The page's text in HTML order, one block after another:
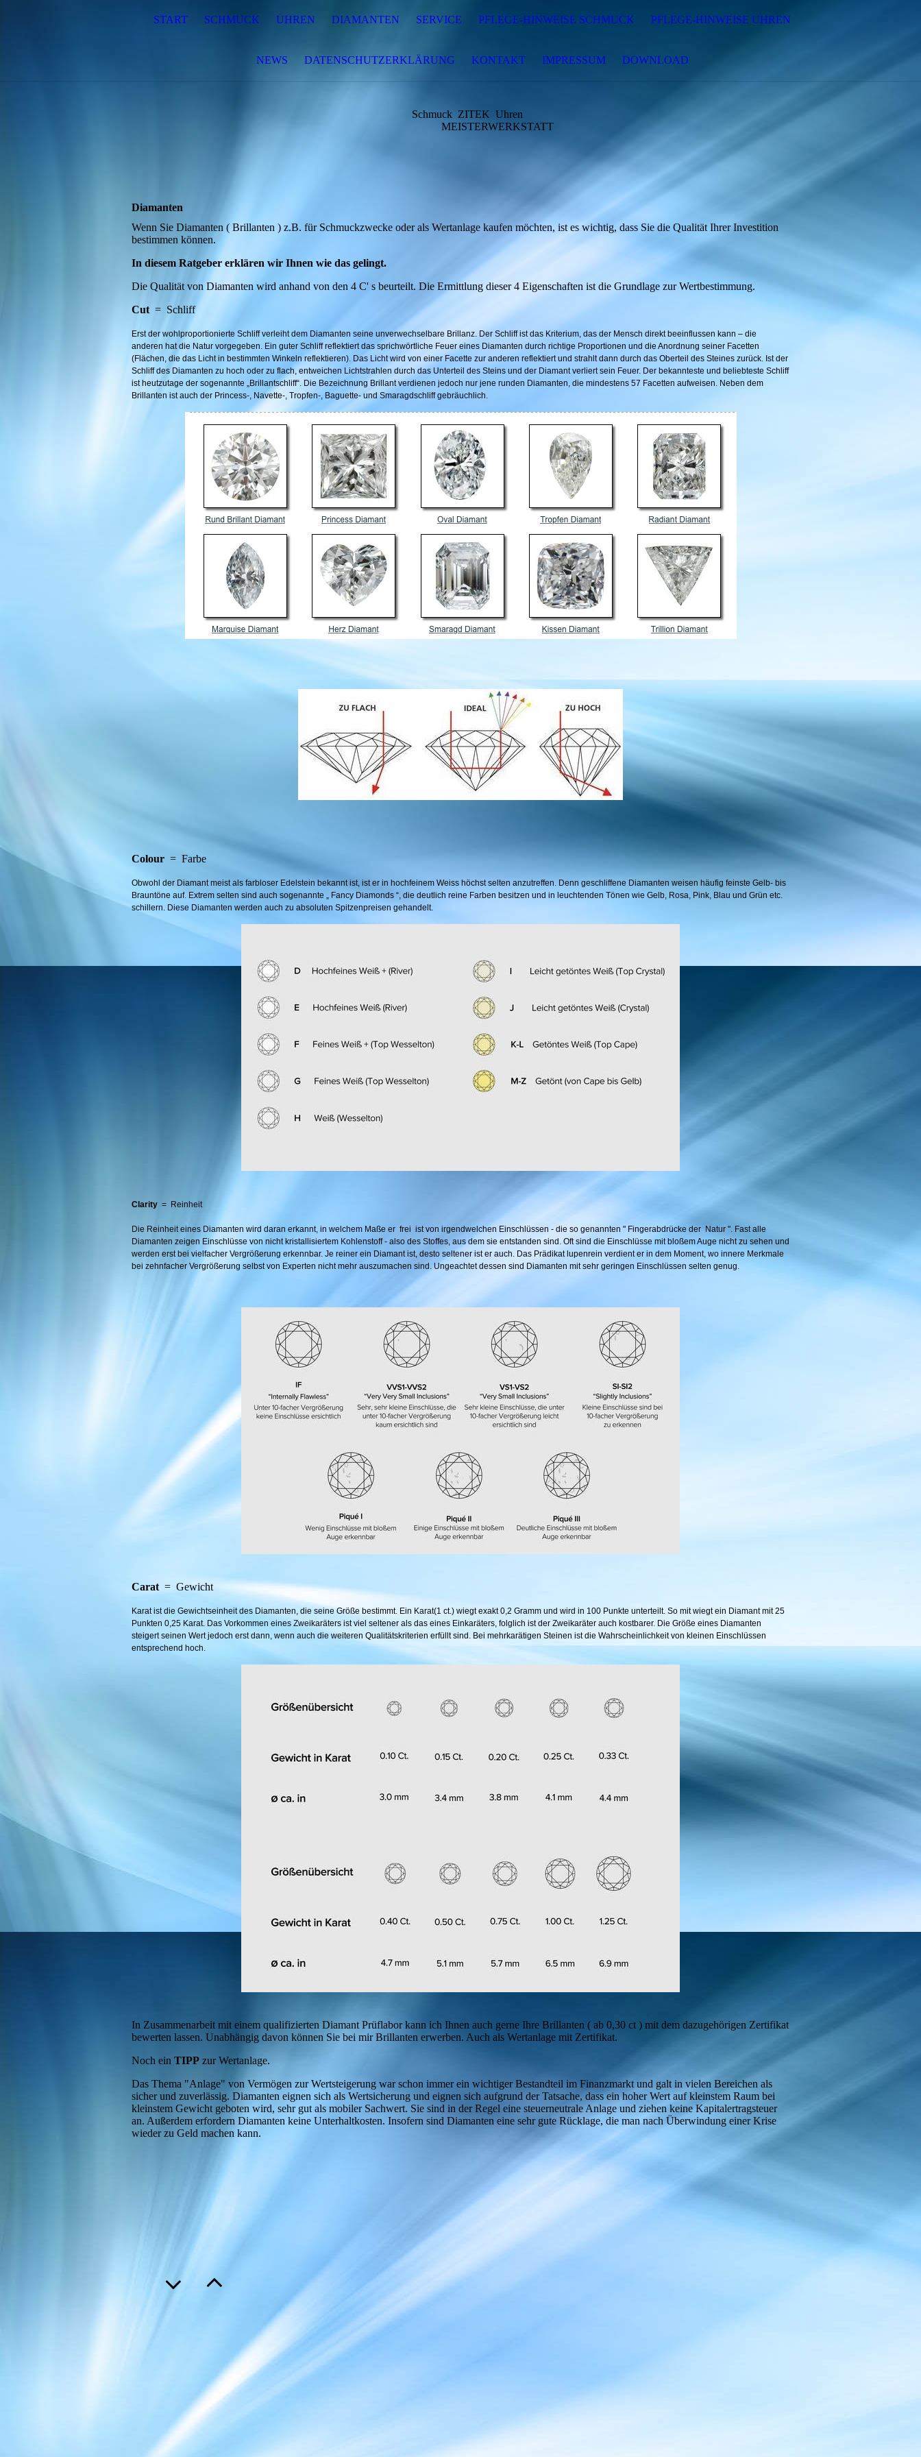
START SCHMUCK UHREN DIAMANTEN SERVICE PFLEGE-HINWEISE SCHMUCK PFLEGE-HINWEISE UHREN
NEWS DATENSCHUTZERKLÄRUNG KONTAKT IMPRESSUM DOWNLOAD
Schmuck ZITEK Uhren
MEISTERWERKSTATT
Diamanten
Wenn Sie Diamanten ( Brillanten ) z.B. für Schmuckzwecke oder als Wertanlage kaufen möchten, ist es wichtig, dass Sie die Qualität Ihrer Investition
bestimmen können.
In diesem Ratgeber erklären wir Ihnen wie das gelingt.
Die Qualität von Diamanten wird anhand von den 4 C' s beurteilt. Die Ermittlung dieser 4 Eigenschaften ist die Grundlage zur Wertbestimmung.
Cut = Schliff
Erst der wohlproportionierte Schliff verleiht dem Diamanten seine unverwechselbare Brillanz. Der Schliff ist das Kriterium, das der Mensch direkt beeinflussen kann – die
anderen hat die Natur vorgegeben. Ein guter Schliff reflektiert das sprichwörtliche Feuer eines Diamanten durch richtige Proportionen und die Anordnung seiner Facetten
(Flächen, die das Licht in bestimmten Winkeln reflektieren). Das Licht wird von einer Facette zur anderen reflektiert und strahlt dann durch das Oberteil des Steines zurück. Ist der
Schliff des Diamanten zu hoch oder zu flach, entweichen Lichtstrahlen durch das Unterteil des Steins und der Diamant verliert sein Feuer. Der bekannteste und beliebteste Schliff
ist heutzutage der sogenannte „Brillantschliff“. Die Bezeichnung Brillant verdienen jedoch nur jene runden Diamanten, die mindestens 57 Facetten aufweisen. Neben dem
Brillanten ist auch der Princess-, Navette-, Tropfen-, Baguette- und Smaragdschliff gebräuchlich.
Colour = Farbe
Obwohl der Diamant meist als farbloser Edelstein bekannt ist, ist er in hochfeinem Weiss höchst selten anzutreffen. Denn geschliffene Diamanten weisen häufig feinste Gelb- bis
Brauntöne auf. Extrem selten sind auch sogenannte „ Fancy Diamonds “, die deutlich reine Farben besitzen und in leuchtenden Tönen wie Gelb, Rosa, Pink, Blau und Grün etc.
schillern. Diese Diamanten werden auch zu absoluten Spitzenpreisen gehandelt.
Clarity = Reinheit
Die Reinheit eines Diamanten wird daran erkannt, in welchem Maße er frei ist von irgendwelchen Einschlüssen - die so genannten " Fingerabdrücke der Natur ". Fast alle
Diamanten zeigen Einschlüsse von nicht kristallisiertem Kohlenstoff - also des Stoffes, aus dem sie entstanden sind. Oft sind die Einschlüsse mit bloßem Auge nicht zu sehen und
werden erst bei vielfacher Vergrößerung erkennbar. Je reiner ein Diamant ist, desto seltener ist er auch. Das Prädikat lupenrein verdient er in dem Moment, wo innere Merkmale
bei zehnfacher Vergrößerung selbst von Experten nicht mehr auszumachen sind. Ungeachtet dessen sind Diamanten mit sehr geringen Einschlüssen selten genug.
Carat = Gewicht
Karat ist die Gewichtseinheit des Diamanten, die seine Größe bestimmt. Ein Karat(1 ct.) wiegt exakt 0,2 Gramm und wird in 100 Punkte unterteilt. So mit wiegt ein Diamant mit 25
Punkten 0,25 Karat. Das Vorkommen eines Zweikaräters ist viel seltener als das eines Einkaräters, folglich ist der Zweikaräter auch kostbarer. Die Größe eines Diamanten
steigert seinen Wert jedoch erst dann, wenn auch die weiteren Qualitätskriterien erfüllt sind. Bei mehrkarätigen Steinen ist die Wahrscheinlichkeit von kleinen Einschlüssen
entsprechend hoch.
In Zusammenarbeit mit einem qualifizierten Diamant Prüflabor kann ich Ihnen auch gerne Ihre Brillanten ( ab 0,30 ct ) mit dem dazugehörigen Zertifikat
bewerten lassen. Unabhängig davon können Sie bei mir Brillanten erwerben. Auch als Wertanlage mit Zertifikat.
Noch ein TIPP zur Wertanlage.
Das Thema "Anlage" von Vermögen zur Wertsteigerung war schon immer ein wichtiger Bestandteil im Finanzmarkt und galt in vielen Bereichen als
sicher und zuverlässig. Diamanten eignen sich als Wertsicherung und eignen sich aufgrund der Tatsache, dass ein hoher Wert auf kleinstem Raum bei
kleinstem Gewicht geboten wird, sehr gut als mobiler Sachwert. Sie sind in der Regel eine steuerneutrale Anlage und ziehen keine Kapitalertragsteuer
an. Außerdem erfordern Diamanten keine Unterhaltkosten. Insofern sind Diamanten eine sehr gute Rücklage, die man nach Überwindung einer Krise
wieder zu Geld machen kann.